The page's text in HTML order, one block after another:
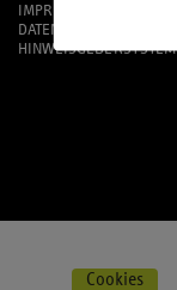
IMPRESSUM
DATENSCHUTZ
HINWEISGEBERSYSTEM
Cookies